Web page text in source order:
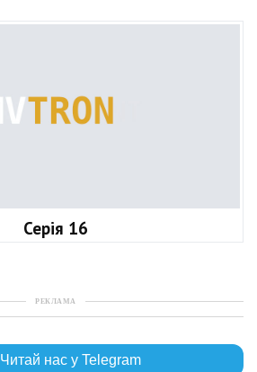
Серія 16
РЕКЛАМА
Читай нас у Telegram